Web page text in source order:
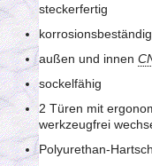
steckerfertig
außen und innen
sockelfähig
2 Türen mit
werkzeugfrei
Polyurethan-